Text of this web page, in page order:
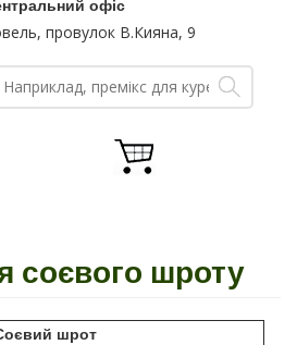
офіс
провулок В.Кияна, 9
соєвого шроту
шрот